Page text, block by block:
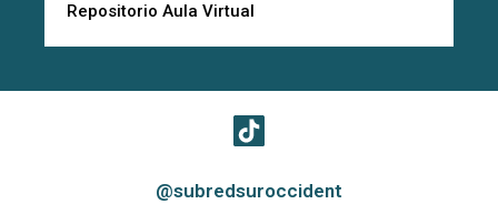
Repositorio Aula Virtual
@subredsuroccident